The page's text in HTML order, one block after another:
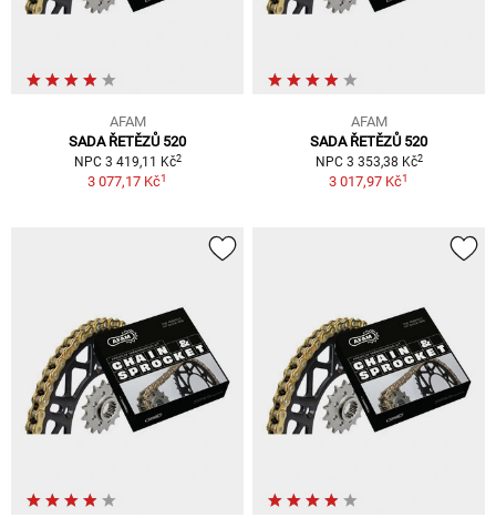
AFAM
SADA ŘETĚZŮ 520
NPC 3 419,11 Kč2
3 077,17 Kč1
AFAM
SADA ŘETĚZŮ 520
NPC 3 353,38 Kč2
3 017,97 Kč1